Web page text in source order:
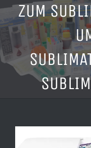
ZUM